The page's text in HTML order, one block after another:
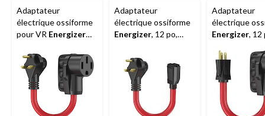
Adaptateur
électrique ossiforme
pour VR Energizer
femelle
Adaptateur
électrique ossiforme
Energizer, 12 po,
mâle
Adaptateur
électrique
Energizer, 12
mâle